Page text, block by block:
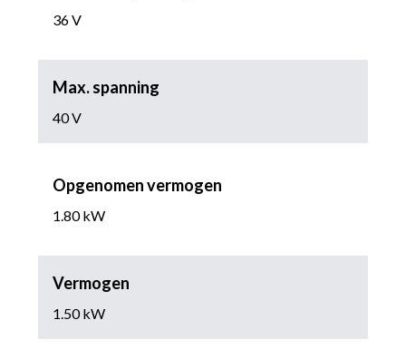
36 V
Max. spanning
40 V
Opgenomen vermogen
1.80 kW
Vermogen
1.50 kW